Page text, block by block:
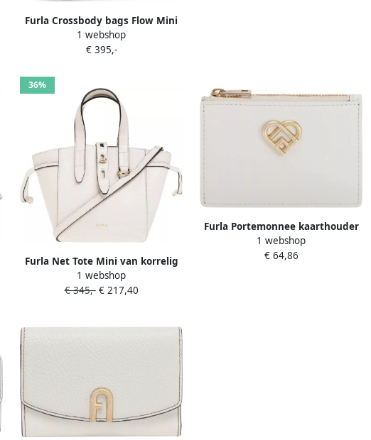
Furla Crossbody bags Flow Mini
Top Handle in grijs
1 webshop
€ 395,-
36%
Furla Net Tote Mini van korrelig
kalfsleer Wit Dames
1 webshop
€ 345,-€ 217,40
Furla Portemonnee kaarthouder
White Dames
1 webshop
€ 64,86